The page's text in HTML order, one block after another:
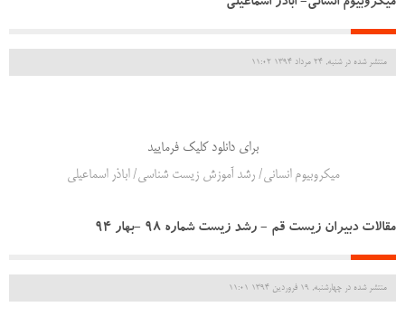
منتشر شده در شنبه, 24 مرداد 1394 11:02
براي دانلود كليك فرماييد
ميكروبيوم انساني/ رشد آموزش زيست شناسي/ اباذر اسماعيلي
مقالات دبيران زيست قم - رشد زيست شماره 98 -بهار 94
منتشر شده در چهارشنبه, 19 فروردين 1394 11:01